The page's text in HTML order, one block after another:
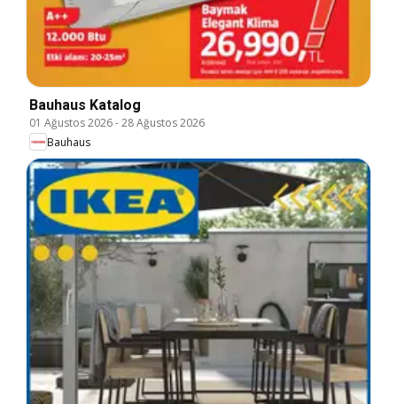
Bauhaus Katalog
01 Ağustos 2026-28 Ağustos 2026
Bauhaus